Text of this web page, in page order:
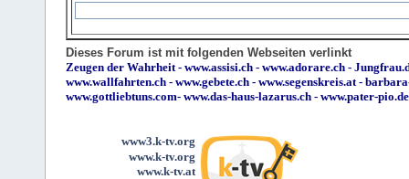
Dieses Forum ist mit folgenden Webseiten verlinkt
Zeugen der Wahrheit - www.assisi.ch - www.adorare.ch -
www.wallfahrten.ch - www.gebete.ch - www.segenskreis.at -
www.gottliebtuns.com- www.das-haus-lazarus.ch - www.pater-pio.de
www3.k-tv.org
www.k-tv.org
www.k-tv.at